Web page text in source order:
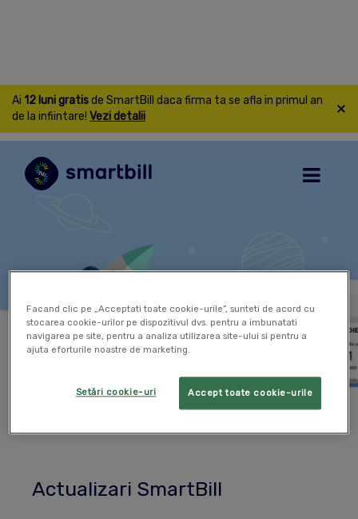
Ai 12 luni gratisde SmartBill daca firma ta se afla in primul an
de la infiintare! Vezi detalii
Actualizari SmartBill
Facand clic pe „Acceptati toate cookie-urile”, sunteti de acord cu
stocarea cookie-urilor pe dispozitivul dvs. pentru a imbunatati
navigarea pe site, pentru a analiza utilizarea site-ului si pentru a
ajuta eforturile noastre de marketing.
Accept toate cookie-urile
Setări cookie-uri